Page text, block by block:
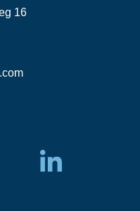
16
com